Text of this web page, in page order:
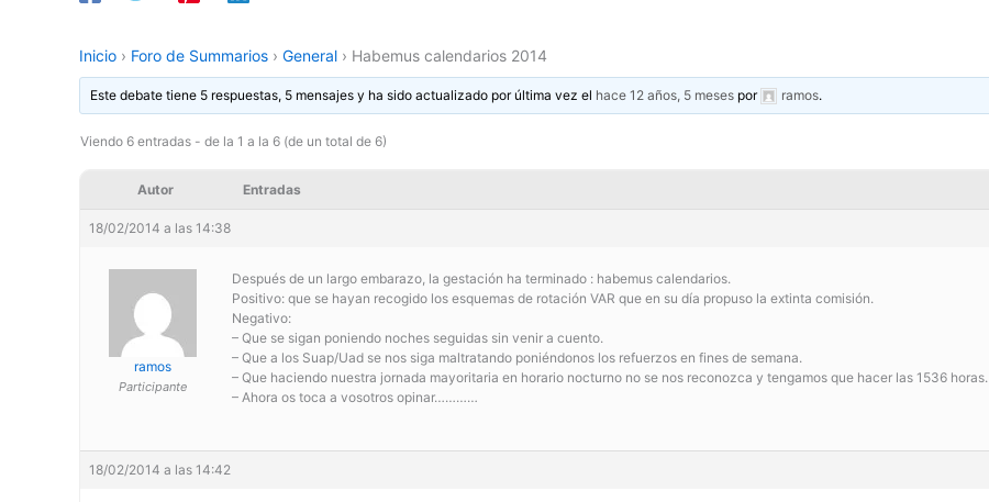
Inicio › Foro de Summarios › General › Habemus calendarios 2014
Este debate tiene 5 respuestas, 5 mensajes y ha sido actualizado por última vez el hace 12 años, 5 meses por ramos.
Viendo 6 entradas - de la 1 a la 6 (de un total de 6)
Autor Entradas
18/02/2014 a las 14:38
ramos
Participante
Después de un largo embarazo, la gestación ha terminado : habemus calendarios.
Positivo: que se hayan recogido los esquemas de rotación VAR que en su día propuso la extinta comisión.
Negativo:
– Que se sigan poniendo noches seguidas sin venir a cuento.
– Que a los Suap/Uad se nos siga maltratando poniéndonos los refuerzos en fines de semana.
– Que haciendo nuestra jornada mayoritaria en horario nocturno no se nos reconozca y tengamos que hacer las 1536 horas.
– Ahora os toca a vosotros opinar…………
18/02/2014 a las 14:42